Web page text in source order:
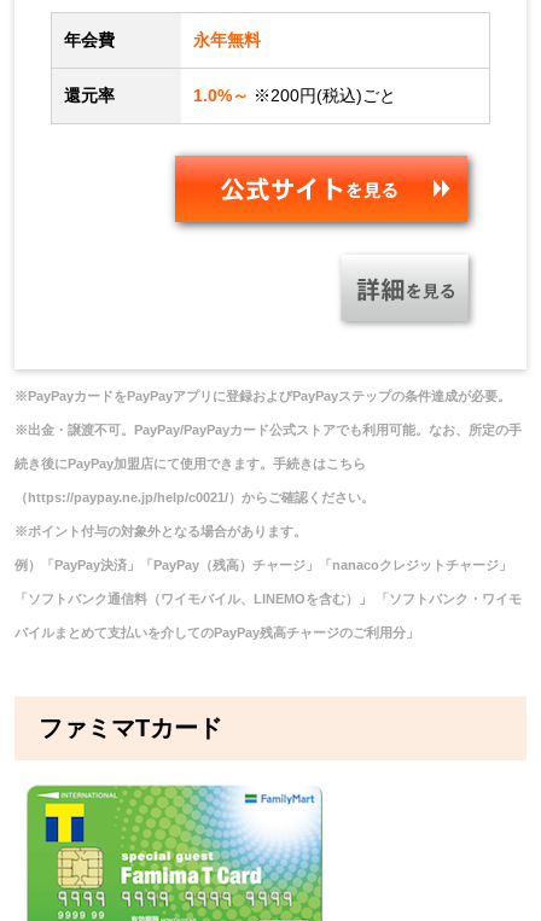
年会費 永年無料
還元率 1.0%～ ※200円(税込)ごと
※PayPayカードをPayPayアプリに登録およびPayPayステップの条件達成が必要。
※出金・譲渡不可。PayPay/PayPayカード公式ストアでも利用可能。なお、所定の手
続き後にPayPay加盟店にて使用できます。手続きはこちら
（https://paypay.ne.jp/help/c0021/）からご確認ください。
※ポイント付与の対象外となる場合があります。
例）「PayPay決済」「PayPay（残高）チャージ」「nanacoクレジットチャージ」
「ソフトバンク通信料（ワイモバイル、LINEMOを含む）」 「ソフトバンク・ワイモ
バイルまとめて支払いを介してのPayPay残高チャージのご利用分」
ファミマTカード